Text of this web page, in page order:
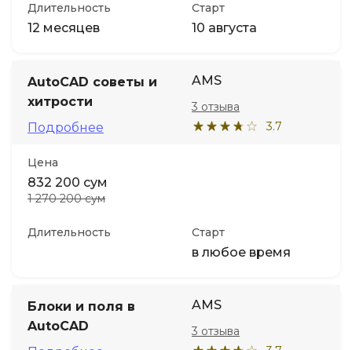
Длительность
12 месяцев
Старт
10 августа
AutoCAD советы и
хитрости
Подробнее
AMS
3.7
3 отзыва
Цена
832 200 сум
1 270 200 сум
Длительность Старт
в любое время
Блоки и поля в
AutoCAD
AMS
3 отзыва